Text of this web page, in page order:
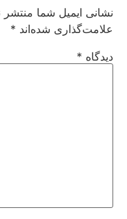
نشانی ایمیل شما منتشر
علامت‌گذاری شده‌اند *
دیدگاه *